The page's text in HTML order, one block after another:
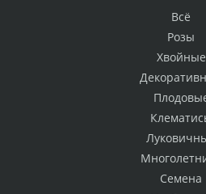
Всё
Розы
Хвойные
Семена